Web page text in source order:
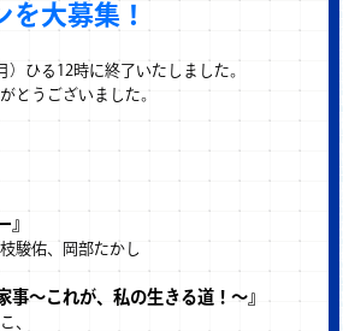
を大募集！
）ひる12時に終了いたしました。
とうございました。
』
駿佑、岡部たかし
事～これが、私の生きる道！～』
、